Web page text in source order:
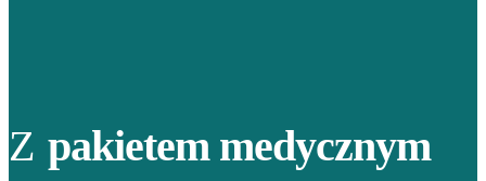
Z pakietem medycznym